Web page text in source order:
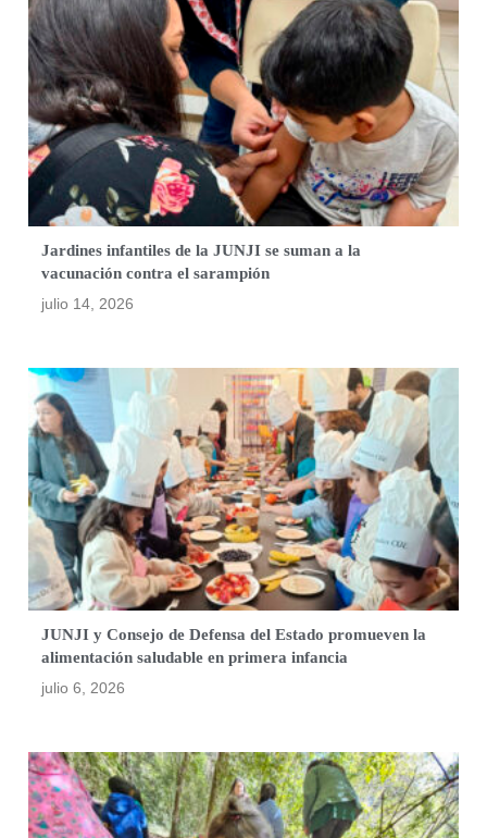
Jardines infantiles de la JUNJI se suman a la
vacunación contra el sarampión
julio 14, 2026
JUNJI y Consejo de Defensa del Estado promueven la
alimentación saludable en primera infancia
julio 6, 2026